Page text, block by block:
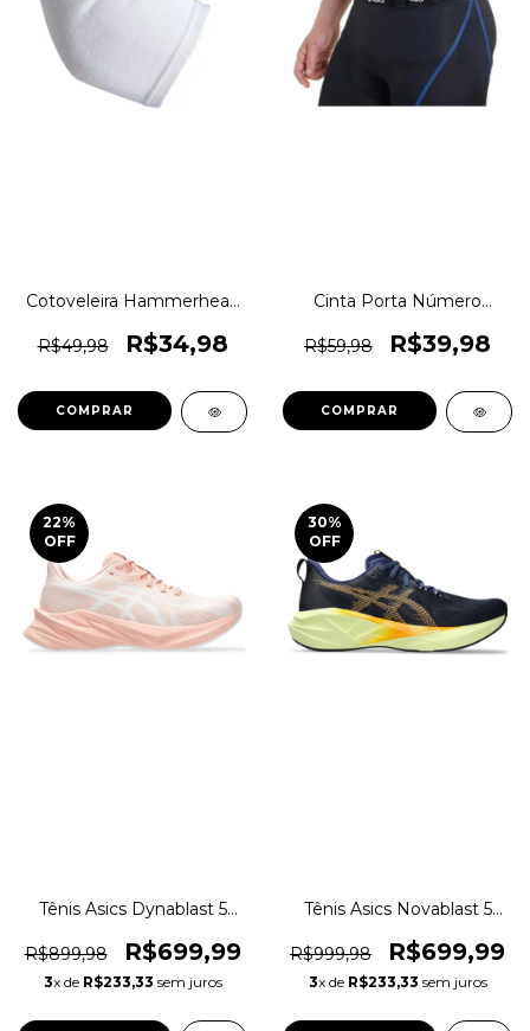
Cotoveleira Hammerhead
Elástica Original 1magnus
R$49,98 R$34,98
COMPRAR
Cinta Porta Número
Belt Asics Original
1magnus
R$59,98 R$39,98
COMPRAR
22%
OFF
Tênis Asics Dynablast 5
1magnus
R$899,98 R$699,99
3x de R$233,33 sem juros
30%
OFF
Tênis Asics Novablast 5
Original 1magnus
R$999,98 R$699,99
3x de R$233,33 sem juros